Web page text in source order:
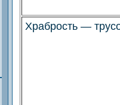
Храбрость —